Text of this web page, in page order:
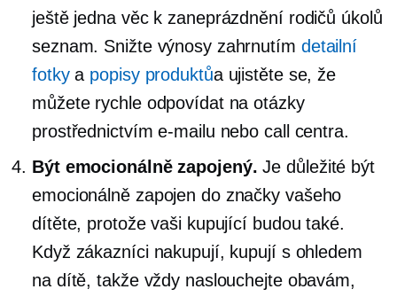
ještě jedna věc k zaneprázdnění rodičů úkolů
seznam. Snižte výnosy zahrnutím detailní
fotkya popisy produktůa ujistěte se, že
můžete rychle odpovídat na otázky
prostřednictvím e-mailu nebo call centra.
Být emocionálně zapojený. Je důležité být
emocionálně zapojen do značky vašeho
dítěte, protože vaši kupující budou také.
Když zákazníci nakupují, kupují s ohledem
na dítě, takže vždy naslouchejte obavám,